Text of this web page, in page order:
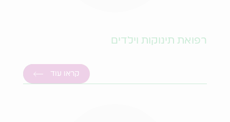
רפואת תינוקות וילדים
קראו עוד